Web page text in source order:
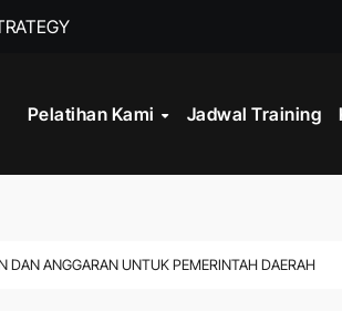
Pelatihan Kami Jadwal Training
DAN ANGGARAN UNTUK PEMERINTAH DAERAH